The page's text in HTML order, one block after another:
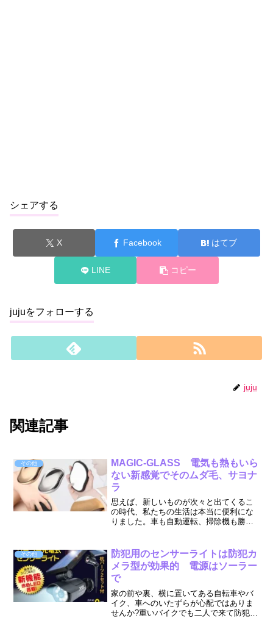
シェアする
X Facebook はてブ
LINE コピー
jujuをフォローする
juju
関連記事
その他
MAGIC-GLASS 電気も熱もいら
ない新感覚でそのムダ毛、サヨナ
ラ
思えば、新しいものが次々と出てくるこ
の時代、私たちの生活は本当に便利にな
りました。車も自動運転、掃除機も勝手
に乗るコンピュータです。でも、そんな
最先端技術が詰まった世の...
その他
防犯用のセンサーライトは防犯カ
メラ型が効果的 電源はソーラー
で
家の前や裏、横に置いてある自転車やバ
イク、車へのいたずらが心配ではありま
せんか?重いバイクでも二人で来て防犯用